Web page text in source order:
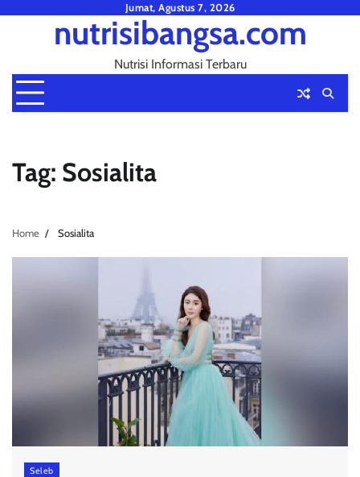
Jumat, Agustus 7, 2026
nutrisibangsa.com
Nutrisi Informasi Terbaru
Tag: Sosialita
Home Sosialita
Seleb